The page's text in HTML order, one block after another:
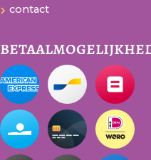
contact